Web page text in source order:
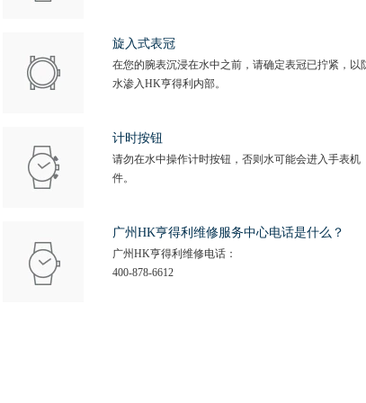
旋入式表冠
在您的腕表沉浸在水中之前，请确定表冠已拧紧，以
水渗入HK亨得利内部。
计时按钮
请勿在水中操作计时按钮，否则水可能会进入手表机
件。
广州HK亨得利维修服务中心电话是什么？
广州HK亨得利维修电话：
400-878-6612